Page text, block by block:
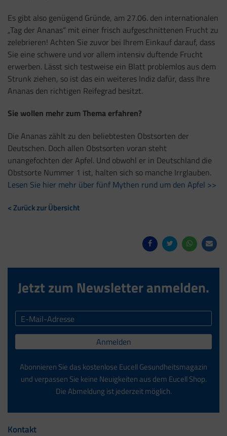
Es gibt also genügend Gründe, am 27.06. den internationalen
„Tag der Ananas“ mit einer frisch aufgeschnittenen Frucht zu
zelebrieren! Achten Sie zuvor bei Ihrem Einkauf darauf, dass
Sie eine schwere und vor allem intensiv duftende Frucht
erwerben. Lässt sich testweise ein Blatt problemlos aus dem
Strunk ziehen, so ist das ein weiteres Indiz dafür, dass Ihre
Ananas den richtigen Reifegrad besitzt.
Sie wollen mehr zum Thema erfahren?
Die Ananas zählt zu den beliebtesten Obstsorten der
Deutschen. Doch allen Obstsorten voran steht
unangefochten der Apfel. Und obwohl er in Deutschland die
Obstsorte Nummer 1 ist, halten sich so manche Irrglauben.
Lesen Sie hier mehr über fünf Mythen rund um den Apfel >>
< Zurück zur Übersicht
Jetzt zum Newsletter anmelden.
Anmelden
Abonnieren Sie das kostenlose Eucell Gesundheitsmagazin
und verpassen Sie keine Neuigkeiten aus dem Eucell Shop.
Die Abmeldung ist jederzeit möglich.
Kontakt